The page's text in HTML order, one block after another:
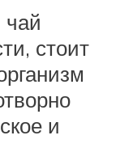
стоит
и